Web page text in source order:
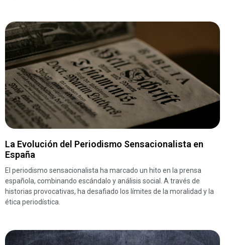
La Evolución del Periodismo Sensacionalista en
España
El periodismo sensacionalista ha marcado un hito en la prensa
española, combinando escándalo y análisis social. A través de
historias provocativas, ha desafiado los límites de la moralidad y la
ética periodística.